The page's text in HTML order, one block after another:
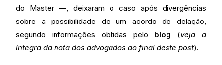
do Master —, deixaram o caso após divergências
sobre a possibilidade de um acordo de delação,
segundo informações obtidas pelo blog (veja a
íntegra da nota dos advogados ao final deste post).